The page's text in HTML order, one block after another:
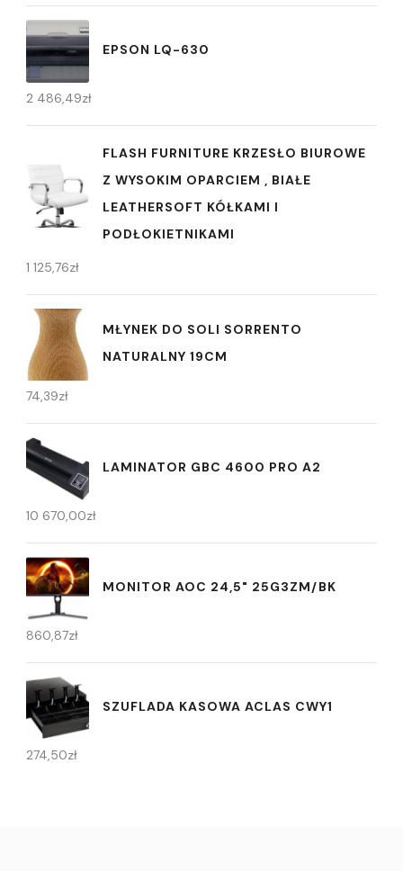
EPSON LQ-630
2 486,49zł
FLASH FURNITURE KRZESŁO BIUROWE
Z WYSOKIM OPARCIEM , BIAŁE
LEATHERSOFT KÓŁKAMI I
PODŁOKIETNIKAMI
1 125,76zł
MŁYNEK DO SOLI SORRENTO
NATURALNY 19CM
74,39zł
LAMINATOR GBC 4600 PRO A2
10 670,00zł
MONITOR AOC 24,5" 25G3ZM/BK
860,87zł
SZUFLADA KASOWA ACLAS CWY1
274,50zł